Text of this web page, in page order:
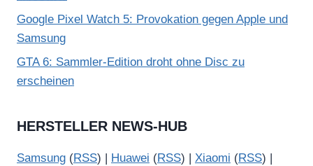
Google Pixel Watch 5: Provokation gegen Apple und
Samsung
GTA 6: Sammler-Edition droht ohne Disc zu
erscheinen
HERSTELLER NEWS-HUB
Samsung (RSS) | Huawei (RSS) | Xiaomi (RSS) |